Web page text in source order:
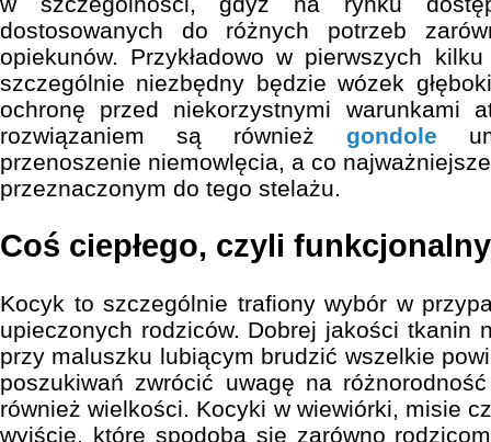
dostosowanych do różnych potrzeb
opiekunów. Przykładowo w pierwszych
szczególnie niezbędny będzie wózek
ochronę przed niekorzystnymi warunkami
rozwiązaniem są również gondole
przenoszenie niemowlęcia, a co
przeznaczonym do tego stelażu.
Coś ciepłego, czyli
Kocyk to szczególnie trafiony wybór w
upieczonych rodziców. Dobrej jakości tkanin
przy maluszku lubiącym brudzić wszelkie
poszukiwań zwrócić uwagę na
również wielkości. Kocyki w wiewiórki, misie
wyjście, które spodoba się zarówno